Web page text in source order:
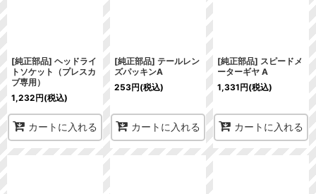
[純正部品] ヘッドライ
トソケット（プレスカ
ブ専用）
1,232円(税込)
カートに入れる
[純正部品] テールレン
ズパッキンA
253円(税込)
カートに入れる
[純正部品] スピードメ
ーターギヤ A
1,331円(税込)
カートに入れる